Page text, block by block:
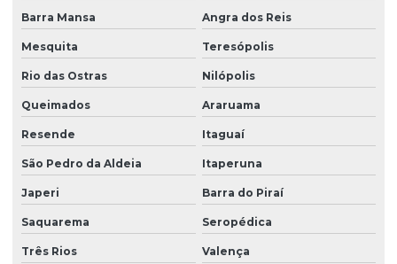
Barra Mansa Angra dos Reis
Mesquita Teresópolis
Rio das Ostras Nilópolis
Queimados Araruama
Resende Itaguaí
São Pedro da Aldeia Itaperuna
Japeri Barra do Piraí
Saquarema Seropédica
Três Rios Valença